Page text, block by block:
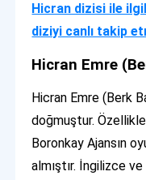
Hicran dizisi ile
diziyi canlı takip
Hicran Emre
Hicran Emre (Berk
doğmuştur.
Boronkay Ajansın
almıştır. İngilizce